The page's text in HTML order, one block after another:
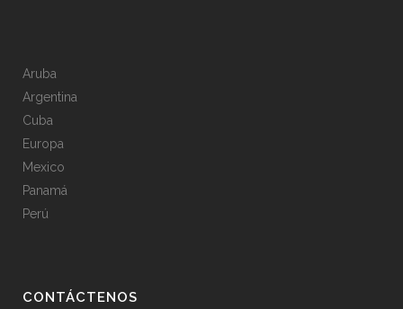
Aruba
Argentina
Cuba
Europa
Mexico
Panamá
Perú
CONTÁCTENOS